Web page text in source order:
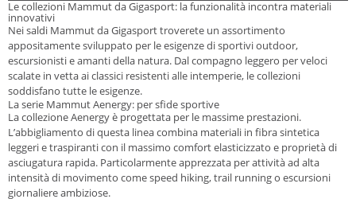
Le collezioni Mammut da Gigasport: la funzionalità incontra materiali
innovativi
Nei saldi Mammut da Gigasport troverete un assortimento
appositamente sviluppato per le esigenze di sportivi outdoor,
escursionisti e amanti della natura. Dal compagno leggero per veloci
scalate in vetta ai classici resistenti alle intemperie, le collezioni
soddisfano tutte le esigenze.
La serie Mammut Aenergy: per sfide sportive
La collezioneAenergyè progettata per le massime prestazioni.
L’abbigliamento di questa linea combina materiali in fibra sintetica
leggeri e traspiranti con il massimo comfort elasticizzato e proprietà di
asciugatura rapida. Particolarmente apprezzata per attività ad alta
intensità di movimento come speed hiking, trail running o escursioni
giornaliere ambiziose.